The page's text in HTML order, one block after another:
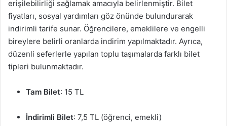
erişilebilirliği sağlamak amacıyla belirlenmiştir. Bilet
fiyatları, sosyal yardımları göz önünde bulundurarak
indirimli tarife sunar. Öğrencilere, emeklilere ve engelli
bireylere belirli oranlarda indirim yapılmaktadır. Ayrıca,
düzenli seferlerle yapılan toplu taşımalarda farklı bilet
tipleri bulunmaktadır.
Tam Bilet: 15 TL
İndirimli Bilet: 7,5 TL (öğrenci, emekli)